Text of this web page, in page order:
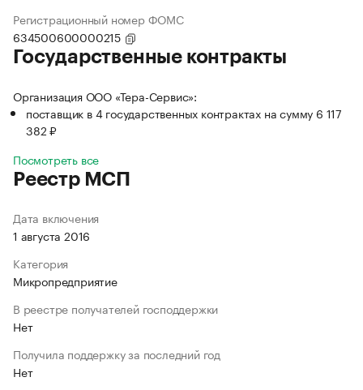
Регистрационный номер ФОМС
634500600000215
Государственные контракты
Организация ООО «Тера-Сервис»:
поставщик в 4 государственных контрактах на сумму 6 117
382 ₽
Посмотреть все
Реестр МСП
Дата включения
1 августа 2016
Категория
Микропредприятие
В реестре получателей господдержки
Нет
Получила поддержку за последний год
Нет